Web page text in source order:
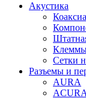
Акустика
Сетки
Разъемы и
AURA
ACURA